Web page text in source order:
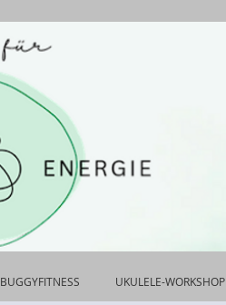
BUGGYFITNESS UKULELE-WORKSHOP